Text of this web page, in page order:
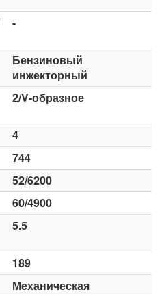
-
Бензиновый
инжекторный
2/V-образное
4
744
52/6200
60/4900
5.5
189
Механическая